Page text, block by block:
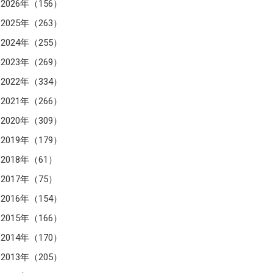
2026年（156）
2025年（263）
2024年（255）
2023年（269）
2022年（334）
2021年（266）
2020年（309）
2019年（179）
2018年（61）
2017年（75）
2016年（154）
2015年（166）
2014年（170）
2013年（205）